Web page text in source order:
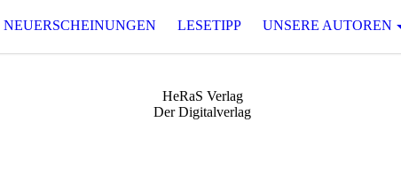
NEUERSCHEINUNGEN LESETIPP UNSERE AUTOREN
HeRaS Verlag
Der Digitalverlag